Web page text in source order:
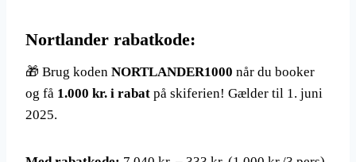
Nortlander rabatkode:
🎁 Brug koden NORTLANDER1000 når du booker
og få 1.000 kr. i rabat på skiferien! Gælder til 1. juni
2025.